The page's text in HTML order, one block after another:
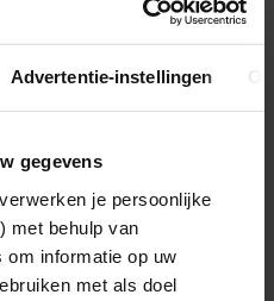
Advertentie-instellingen
gegevens
verwerken je persoonlijke
met behulp van
om informatie op uw
met als doel